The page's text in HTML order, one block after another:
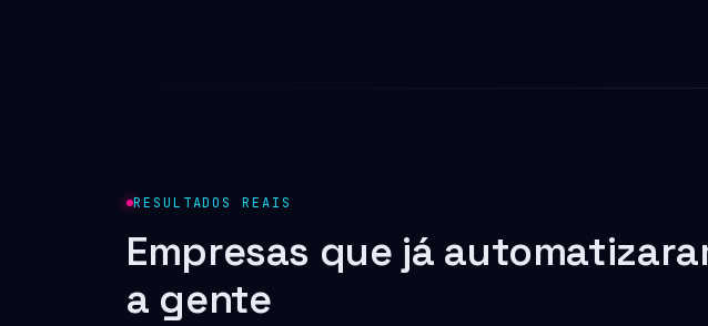
RESULTADOS REAIS
Empresas que já
a gente